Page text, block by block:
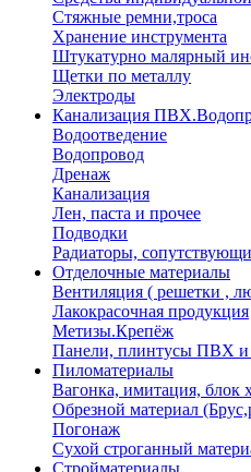
Стяжные ремни,троса
Хранение инструмента
Штукатурно малярный
Щетки по металлу
Электроды
Канализация
Водоотведение
Водопровод
Дренаж
Канализация
Лен, паста и прочее
Подводки
Радиаторы,
Отделочные материалы
Вентиляция ( решетки ,
Лакокрасочная продукция
Метизы.Крепёж
Панели, плинтусы ПВХ
Пиломатериалы
Вагонка, имитация, блок
Обрезной материал
Погонаж
Сухой строганный
Стройматериалы